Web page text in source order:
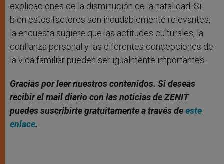
explicaciones de la disminución de la natalidad. Si
bien estos factores son indudablemente relevantes,
la encuesta sugiere que las actitudes culturales, la
confianza personal y las diferentes concepciones de
la vida familiar pueden ser igualmente importantes.
Gracias por leer nuestros contenidos. Si deseas
recibir el mail diario con las noticias de ZENIT
puedes suscribirte gratuitamente a través deeste
enlace.